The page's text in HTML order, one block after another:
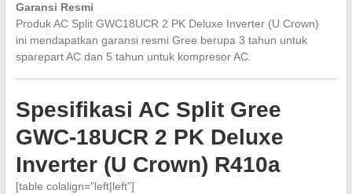
Garansi Resmi
Produk AC Split GWC18UCR 2 PK Deluxe Inverter (U Crown)
ini mendapatkan garansi resmi Gree berupa 3 tahun untuk
sparepart AC dan 5 tahun untuk kompresor AC.
Spesifikasi AC Split Gree
GWC-18UCR 2 PK Deluxe
Inverter (U Crown) R410a
[table colalign=”left|left”]